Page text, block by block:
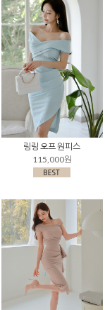
링링 오프 원피스
115,000원